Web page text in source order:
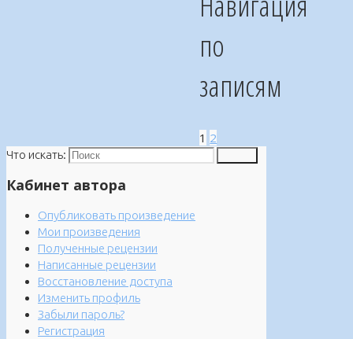
по
записям
1 2
Что искать:
Кабинет автора
Опубликовать произведение
Мои произведения
Полученные рецензии
Написанные рецензии
Восстановление доступа
Изменить профиль
Забыли пароль?
Регистрация